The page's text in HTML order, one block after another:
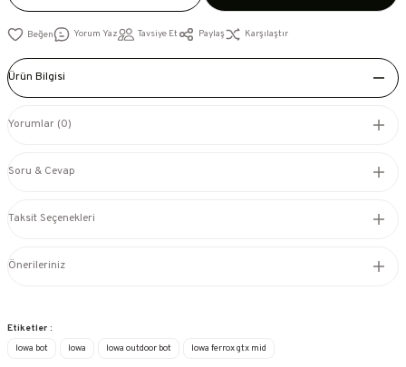
Yorum Yaz Tavsiye Et Paylaş Karşılaştır
Ürün Bilgisi
Yorumlar (0)
Soru & Cevap
Taksit Seçenekleri
Önerileriniz
Etiketler :
lowa bot
lowa lowa outdoor bot lowa ferrox gtx mid